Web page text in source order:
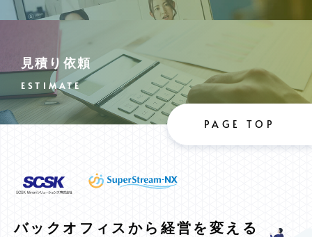
見積り依頼
PAGE TOP
バックオフィスから 経営を変える